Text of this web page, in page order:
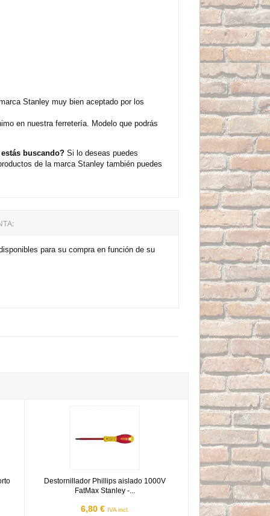
Stanley muy bien aceptado por los
en nuestra ferretería. Modelo que podrás
buscando? Si lo deseas puedes
de la marca Stanley también puedes
para su compra en función de su
Destornillador Phillips aislado 1000V
FatMax Stanley -...
6,80 € IVA incl.
Destornillador Phillips aislado 1000V FatMax Stanley -